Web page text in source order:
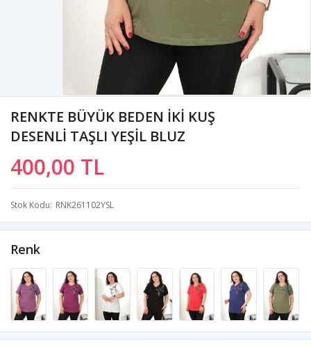
RENKTE BÜYÜK BEDEN İKİ KUŞ
DESENLİ TAŞLI YEŞİL BLUZ
400,00 TL
Stok Kodu RNK261102YSL
Renk